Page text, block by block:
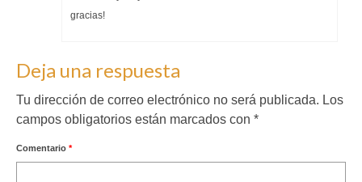
gracias!
Deja una respuesta
Tu dirección de correo electrónico no será publicada. Los
campos obligatorios están marcados con *
Comentario *